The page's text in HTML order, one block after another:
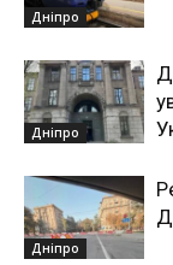
Дніпро
Дніпро
Дніпро